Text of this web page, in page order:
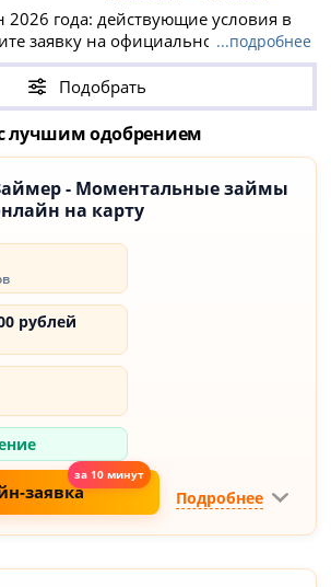
года: действующие условия в
заявку на официальном сайте
и получите микрозайм
выходя из дома даже с плохой
Только проверенные МФО и
ставки от 0% в день. Новые
первый займ без процентов
...подробнее
Подобрать
лучшим одобрением
- Моментальные займы
на карту
рублей
заявка Подробнее